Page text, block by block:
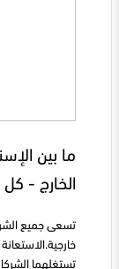
ما بين
الخارج -
تسعى جميع
تستغلهما